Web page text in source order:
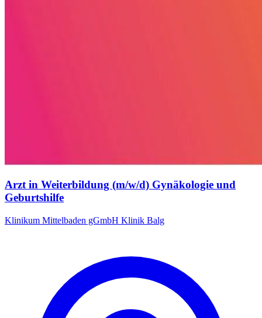
Arzt in Weiterbildung (m/w/d) Gynäkologie und
Geburtshilfe
Klinikum Mittelbaden gGmbH Klinik Balg